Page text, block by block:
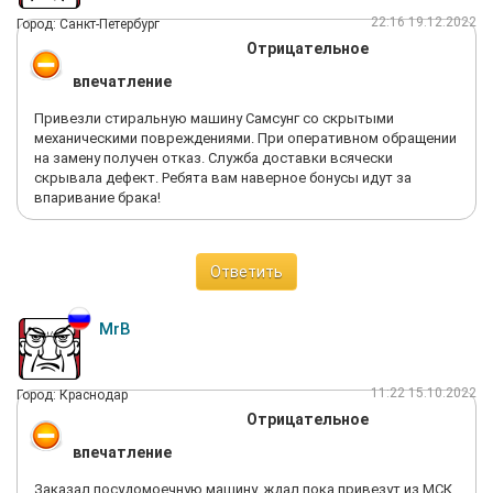
Город: Санкт-Петербург 22:16 19.12.2022
Отрицательное
впечатление
Привезли стиральную машину Самсунг со скрытыми
механическими повреждениями. При оперативном обращении
на замену получен отказ. Служба доставки всячески
скрывала дефект. Ребята вам наверное бонусы идут за
впаривание брака!
Ответить
MrB
Город: Краснодар 11:22 15.10.2022
Отрицательное
впечатление
Заказал посудомоечную машину, ждал пока привезут из МСК